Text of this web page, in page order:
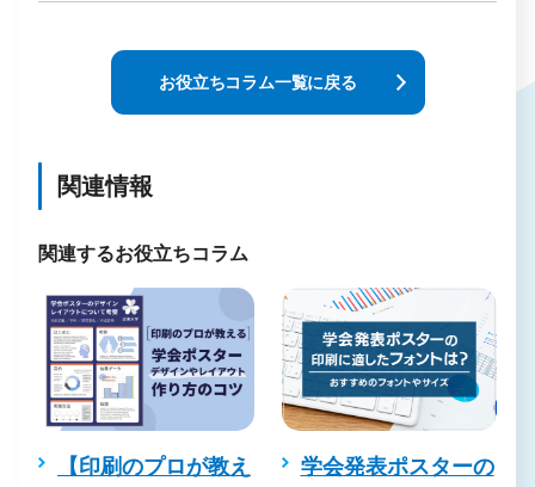
お役立ちコラム一覧に戻る
関連情報
関連するお役立ちコラム
【印刷のプロが教え
学会発表ポスターの